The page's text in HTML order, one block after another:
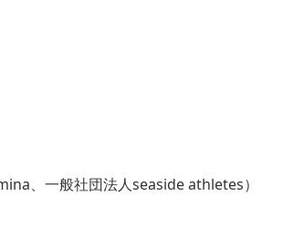
、一般社団法人seaside athletes）